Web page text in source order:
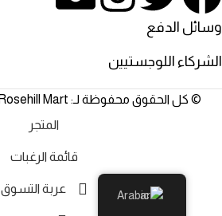
وسائل الدفع
الشركاء اللوجستيين
© كل الحقوق محفوظة لـ: Rosehill Mart روزهل مارت - البحرين
Arabic
المتجر
قائمة الرغبات
عربة التسوق